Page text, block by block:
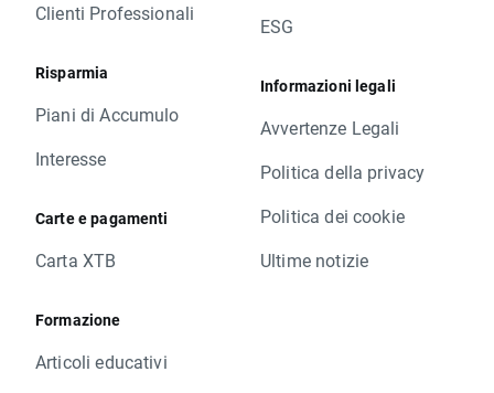
Clienti Professionali
Risparmia
Piani di Accumulo
Interesse
Carte e pagamenti
Carta XTB
Formazione
Articoli educativi
ESG
Informazioni legali
Avvertenze Legali
Politica della privacy
Politica dei cookie
Ultime notizie